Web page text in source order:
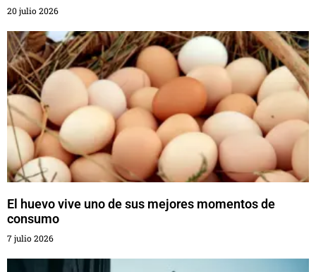
20 julio 2026
El huevo vive uno de sus mejores momentos de
consumo
7 julio 2026